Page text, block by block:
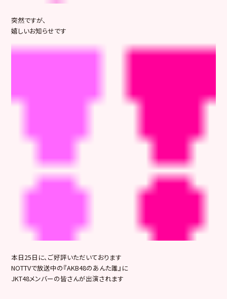
突然ですが、
嬉しいお知らせです
本日25日に、ご好評いただいております
NOTTVで放送中の『AKB48のあんた誰』に
JKT48メンバーの皆さんが出演されます